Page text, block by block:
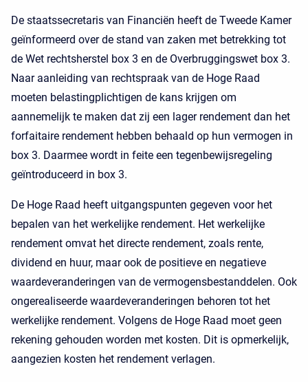
De staatssecretaris van Financiën heeft de Tweede Kamer
geïnformeerd over de stand van zaken met betrekking tot
de Wet rechtsherstel box 3 en de Overbruggingswet box 3.
Naar aanleiding van rechtspraak van de Hoge Raad
moeten belastingplichtigen de kans krijgen om
aannemelijk te maken dat zij een lager rendement dan het
forfaitaire rendement hebben behaald op hun vermogen in
box 3. Daarmee wordt in feite een tegenbewijsregeling
geïntroduceerd in box 3.
De Hoge Raad heeft uitgangspunten gegeven voor het
bepalen van het werkelijke rendement. Het werkelijke
rendement omvat het directe rendement, zoals rente,
dividend en huur, maar ook de positieve en negatieve
waardeveranderingen van de vermogensbestanddelen. Ook
ongerealiseerde waardeveranderingen behoren tot het
werkelijke rendement. Volgens de Hoge Raad moet geen
rekening gehouden worden met kosten. Dit is opmerkelijk,
aangezien kosten het rendement verlagen.